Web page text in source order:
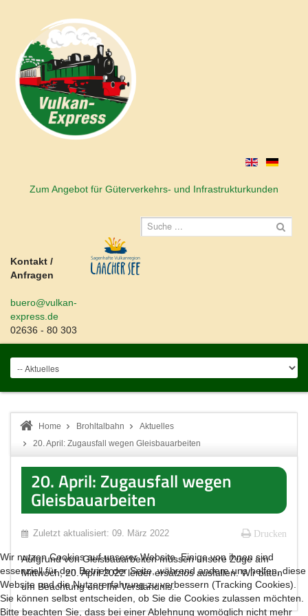
Zum Angebot für Güterverkehrs- und Infrastrukturkunden
Kontakt /
Anfragen
buero@vulkan-
express.de
02636 - 80 303
Home Brohltalbahn
Aktuelles
20. April: Zugausfall wegen Gleisbauarbeiten
20. April: Zugausfall wegen
Gleisbauarbeiten
Drucken
Zuletzt aktualisiert: 09. März 2022
Aufgrund von Gleisbauarbeiten müssen unsere Züge am
Mittwoch, 20. April 2022 leider ersatzlos ausfallen. Wir bitten
um Beachtung und Ihr Verständnis.
Wir nutzen Cookies auf unserer Website. Einige von ihnen sind
essenziell für den Betrieb der Seite, während andere uns helfen, diese
Website und die Nutzererfahrung zu verbessern (Tracking Cookies).
Sie können selbst entscheiden, ob Sie die Cookies zulassen möchten.
Bitte beachten Sie, dass bei einer Ablehnung womöglich nicht mehr